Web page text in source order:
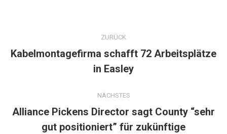
ZURÜCK
Vorheriger
Beitrag:
Kabelmontagefirma schafft 72 Arbeitsplätze
in Easley
NÄCHSTES
Nächster
Alliance Pickens Director sagt County “sehr
gut positioniert” für zukünftige